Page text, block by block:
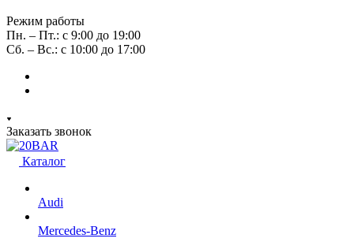
Режим работы
Пн. – Пт.: с 9:00 до 19:00
Сб. – Вс.: с 10:00 до 17:00
Заказать звонок
Каталог
Audi
Mercedes-Benz